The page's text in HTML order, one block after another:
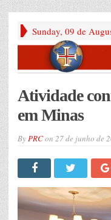
Sunday, 09 de
Atividade
em Minas
ByPRCon 27 de junho de